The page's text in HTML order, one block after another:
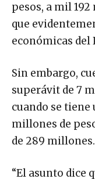
pesos, a mil
que
económicas del
Sin embargo,
superávit de 7
cuando se tiene
millones de
de 289 millones.
“El asunto dice